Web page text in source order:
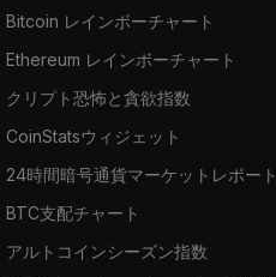
Bitcoin レインボーチャート
Ethereum レインボーチャート
クリプト恐怖と貪欲指数
CoinStatsウィジェット
24時間暗号通貨マーケットレポート
BTC支配チャート
アルトコインシーズン指数